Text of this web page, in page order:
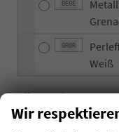
0E0E
0R0R
Weiß
Allgemeines
Innen
Wir